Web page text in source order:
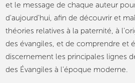
et le message de chaque auteur
d'aujourd'hui, afin de découvrir et
théories relatives à la paternité, à
des évangiles, et de comprendre et
discernement les principales lignes
des Évangiles à l'époque moderne.